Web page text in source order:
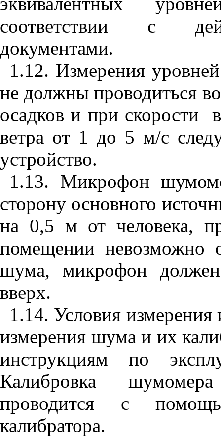
соответствии с
документами.
1.12. Измерения
не должны проводиться
осадков и при скорости
ветра от 1 до 5 м/с
устройство.
1.13. Микрофон
сторону основного
на 0,5 м от человека,
помещении невозможно
шума, микрофон должен
вверх.
1.14. Условия измерения
измерения шума и их
инструкциям по
Калибровка
проводится с
калибратора.